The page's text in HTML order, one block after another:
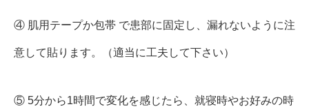
④ 肌用テープか包帯 で患部に固定し、漏れないように注
意して貼ります。（適当に工夫して下さい）
⑤ 5分から1時間で変化を感じたら、就寝時やお好みの時